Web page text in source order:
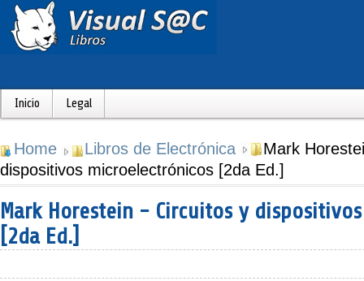
Inicio Legal
Home Libros de Electrónica
Mark
dispositivos microelectrónicos [2da Ed.]
Mark Horestein - Circuitos y
[2da Ed.]